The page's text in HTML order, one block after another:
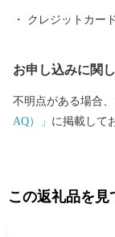
ずれかの方法でお
提出や切手不要で
さい。
クレジットカー
お申し込みに関
不明点がある場合
AQ）」 に掲載して
この返礼品を見